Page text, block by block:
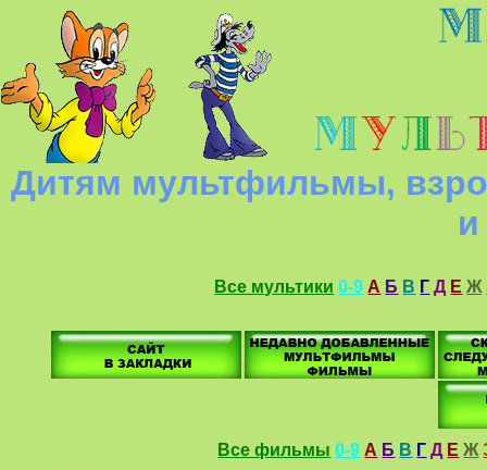
Дитям мультфильмы,
и
Все мультики 0-9 А Б В Г Д Е Ж
Все фильмы 0-9 А Б В Г Д Е Ж